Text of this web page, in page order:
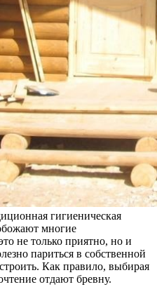
гигиеническая
многие
не только приятно, но и
париться в собственной
Как правило, выбирая
отдают бревну.